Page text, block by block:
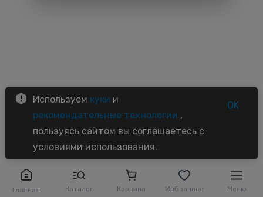
Главная Каталог Корзина Избранное Меню
Используем куки и
рекомендательные технологии ,
пользуясь сайтом вы соглашаетесь с
условиями использования.
OK